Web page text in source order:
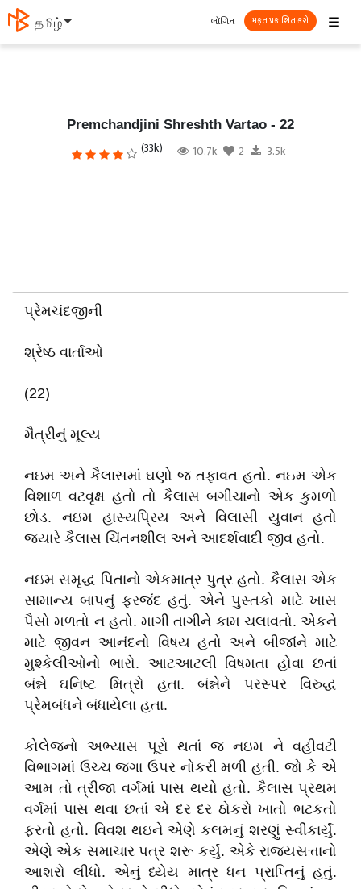
தமிழ் ☰
લૉગિન મફત પ્રકાશિત કરો
Premchandjini Shreshth Vartao - 22
(33k) 10.7k 2 3.5k
પ્રેમચંદજીની
શ્રેષ્ઠ વાર્તાઓ
(22)
મૈત્રીનું મૂલ્ય
નઇમ અને કૈલાસમાં ઘણો જ તફાવત હતો. નઇમ એક
વિશાળ વટવૃક્ષ હતો તો કૈલાસ બગીચાનો એક કુમળો
છોડ. નઇમ હાસ્યપ્રિય અને વિલાસી યુવાન હતો
જ્યારે કૈલાસ ચિંતનશીલ અને આદર્શવાદી જીવ હતો.
નઇમ સમૃદ્ધ પિતાનો એકમાત્ર પુત્ર હતો. કૈલાસ એક
સામાન્ય બાપનું ફરજંદ હતું. એને પુસ્તકો માટે ખાસ
પૈસો મળતો ન હતો. માગી તાગીને કામ ચલાવતો. એકને
માટે જીવન આનંદનો વિષય હતો અને બીજાંને માટે
મુશ્કેલીઓનો ભારો. આટઆટલી વિષમતા હોવા છતાં
બંન્ને ઘનિષ્ટ મિત્રો હતા. બંન્નેને પરસ્પર વિરુદ્ધ
પ્રેમબંધને બંધાયેલા હતા.
કોલેજનો અભ્યાસ પૂરો થતાં જ નઇમ ને વહીવટી
વિભાગમાં ઉચ્ચ જગા ઉપર નોકરી મળી હતી. જો કે એ
આમ તો ત્રીજા વર્ગમાં પાસ થયો હતો. કૈલાસ પ્રથમ
વર્ગમાં પાસ થવા છતાં એ દર દર ઠોકરો ખાતો ભટકતો
ફરતો હતો. વિવશ થઇને એણે કલમનું શરણું સ્વીકાર્યું.
એણે એક સમાચાર પત્ર શરૂ કર્યું. એકે રાજ્યસત્તાનો
આશરો લીધો. એનું ધ્યેય માત્ર ધન પ્રાપ્તિનું હતું.